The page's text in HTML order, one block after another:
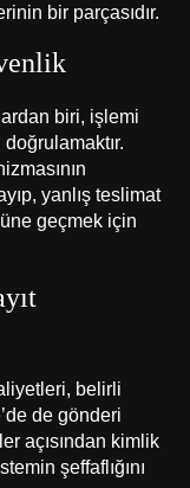
bir parçasıdır.
biri, işlemi
yanlış teslimat
geçmek için
belirli
de gönderi
açısından kimlik
şeffaflığını